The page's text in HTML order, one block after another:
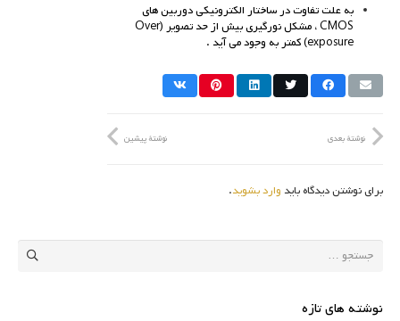
به علت تفاوت در ساختار الكترونيكي دوربين هاي
CMOS ، مشكل نورگيري بيش از حد تصوير (Over
exposure) كمتر به وجود مي آيد .
نوشتهٔ پیشین نوشتهٔ بعدی
برای نوشتن دیدگاه باید وارد بشوید.
جستجو
نوشته های تازه